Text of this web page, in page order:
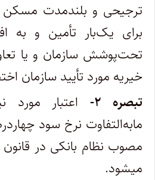
ترجیحی و بلندمدت مسکن
برای یک‌بار تأمین و به
تحت‌پوشش سازمان و یا
خیریه مورد تأیید سازمان
تبصره ۲-
اعتبار
مصوب نظام بانکی در قانون
می‏شود.